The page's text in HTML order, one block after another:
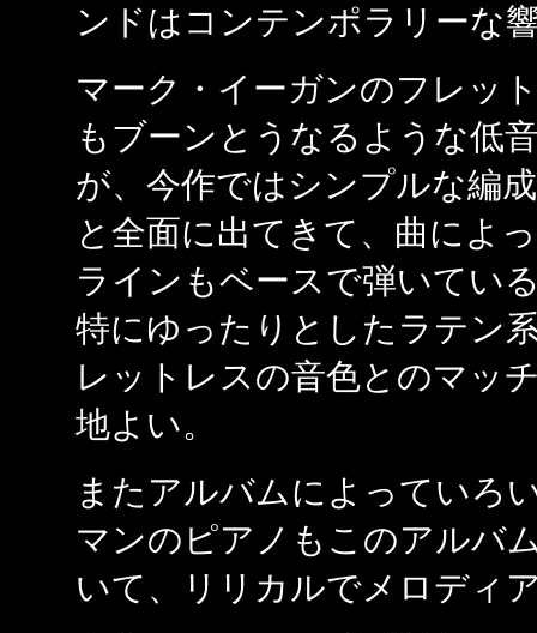
ンドはコンテンポラリーな
マーク・イーガンのフレッ
もブーンとうなるような低
が、今作ではシンプルな編
と全面に出てきて、曲によ
ラインもベースで弾いてい
特にゆったりとしたラテン
レットレスの音色とのマッ
地よい。
またアルバムによっていろ
マンのピアノもこのアルバ
いて、リリカルでメロディ